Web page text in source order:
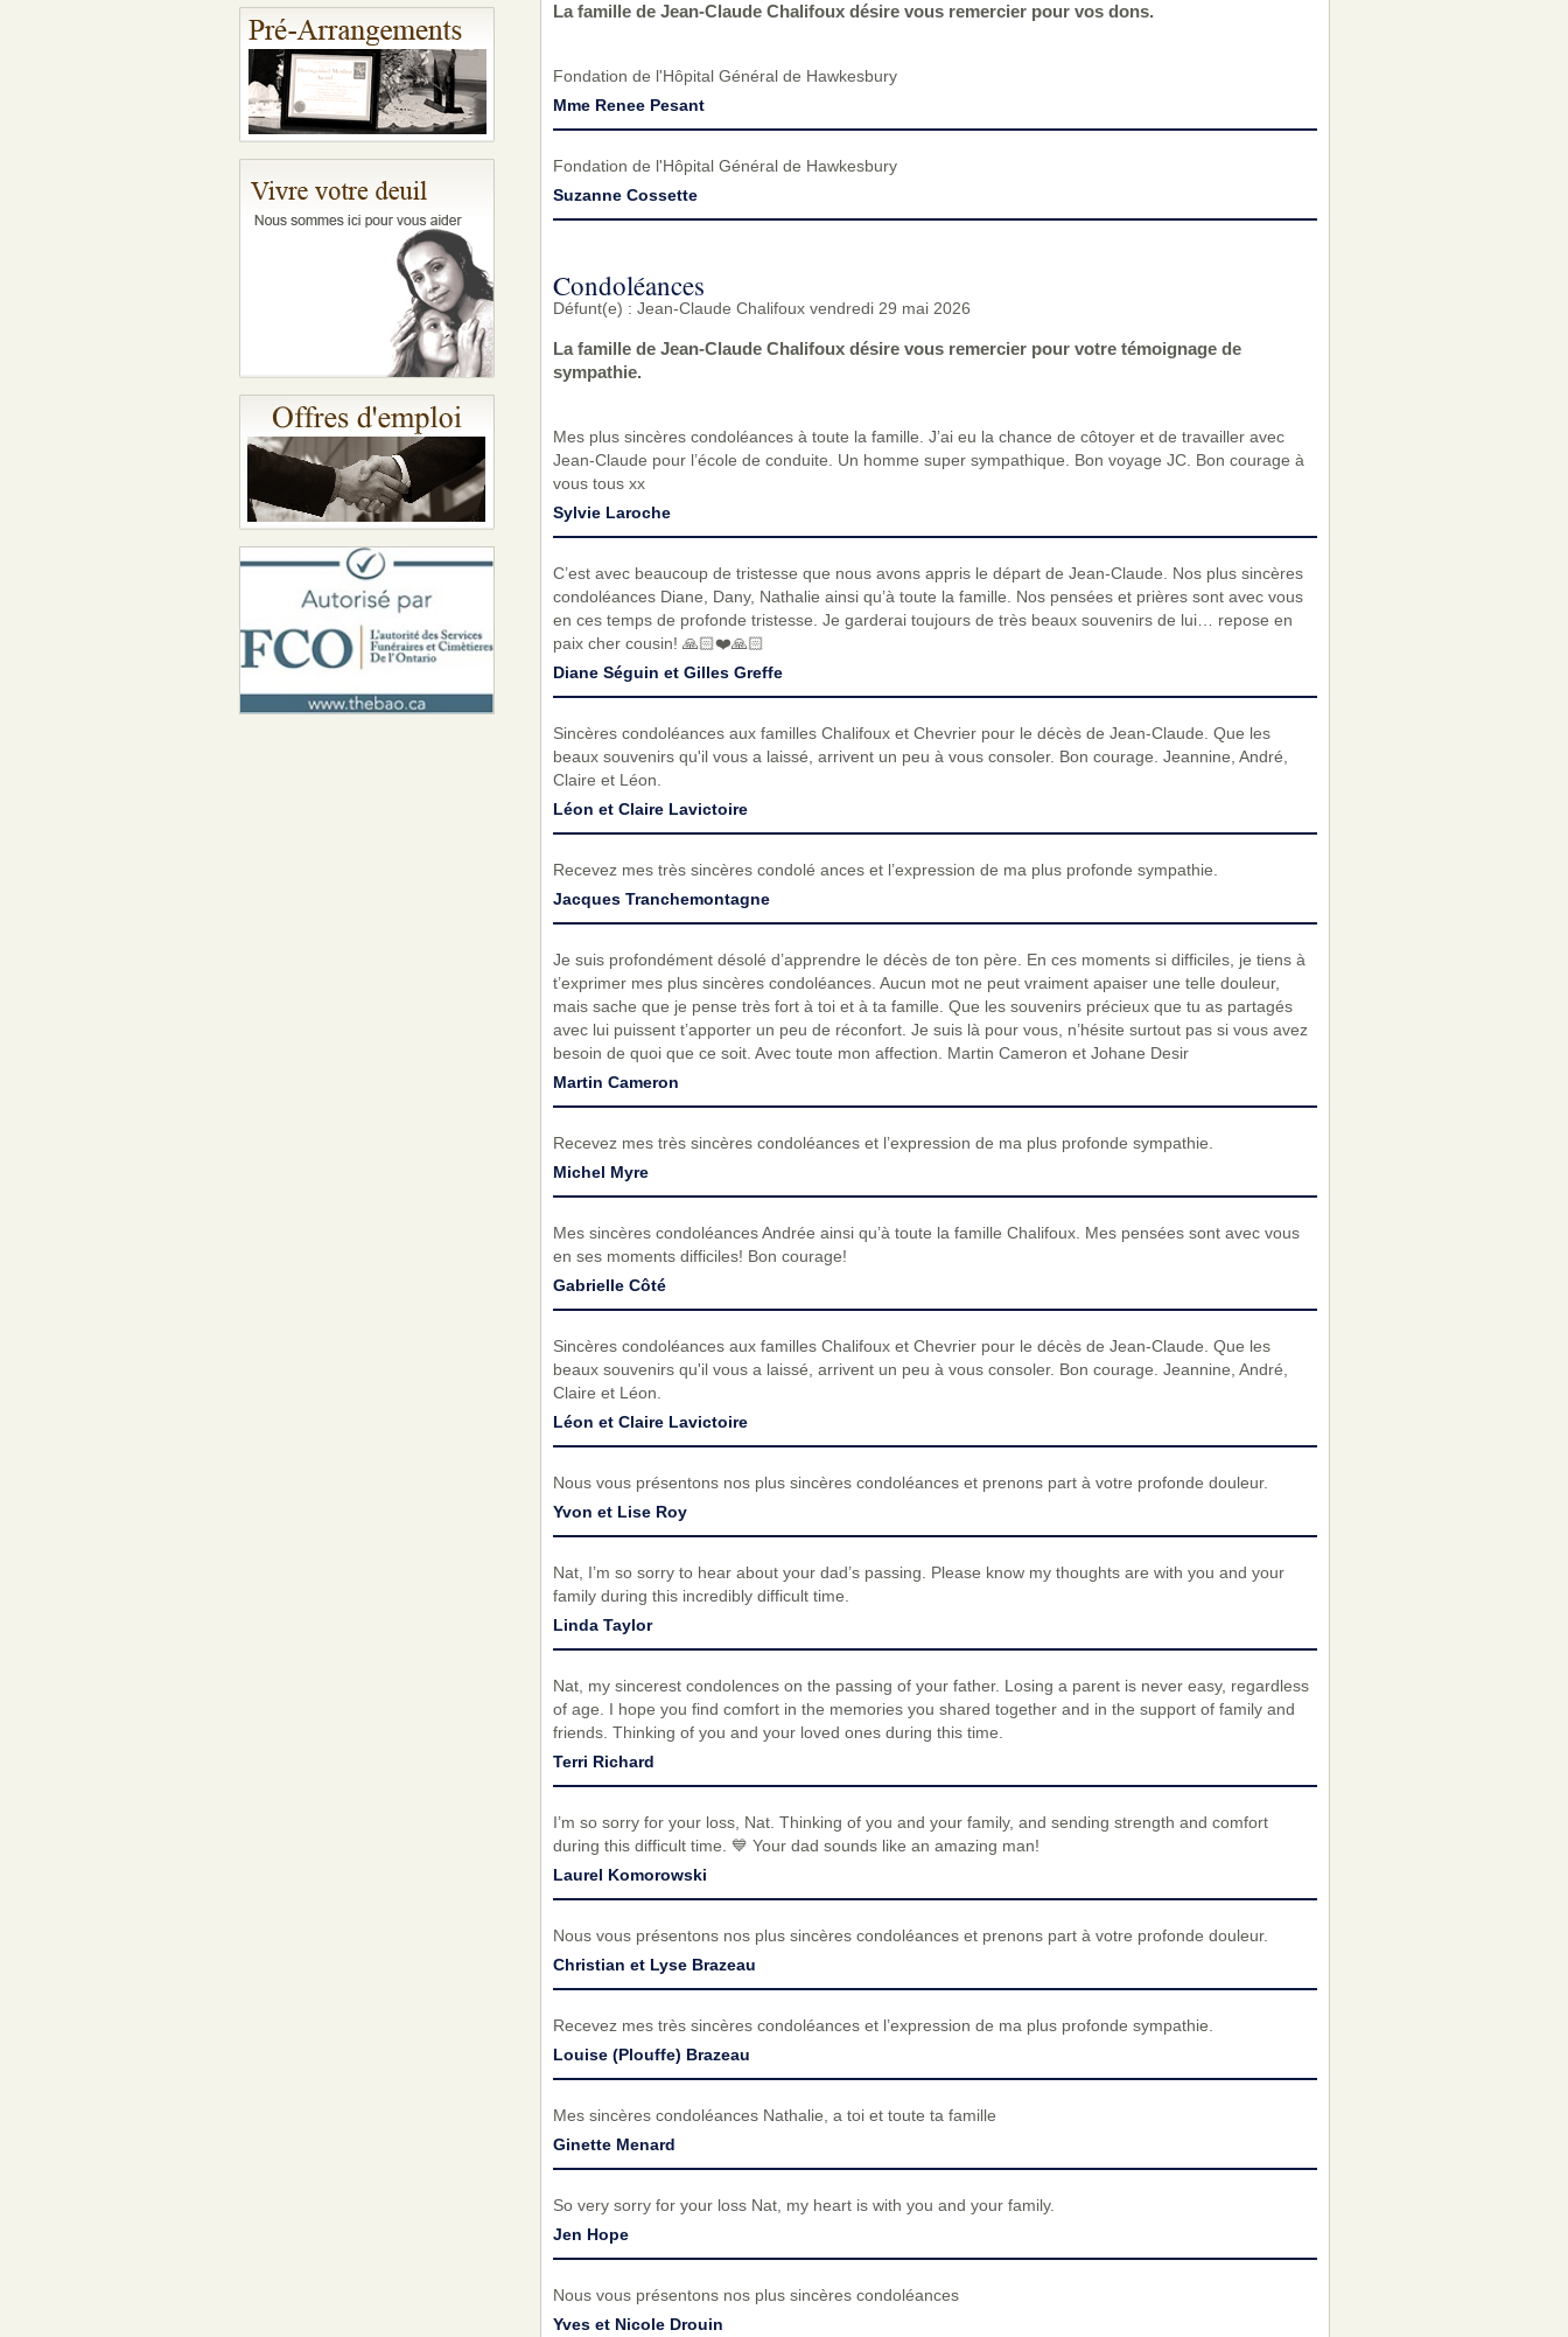
La famille de Jean-Claude Chalifoux désire vous remercier pour vos dons.
Fondation de l'Hôpital Général de Hawkesbury
Mme Renee Pesant
Fondation de l'Hôpital Général de Hawkesbury
Suzanne Cossette
Condoléances
Défunt(e) : Jean-Claude Chalifoux vendredi 29 mai 2026
La famille de Jean-Claude Chalifoux désire vous remercier pour votre témoignage de
sympathie.
Mes plus sincères condoléances à toute la famille. J’ai eu la chance de côtoyer et de travailler avec
Jean-Claude pour l’école de conduite. Un homme super sympathique. Bon voyage JC. Bon courage à
vous tous xx
Sylvie Laroche
C’est avec beaucoup de tristesse que nous avons appris le départ de Jean-Claude. Nos plus sincères
condoléances Diane, Dany, Nathalie ainsi qu’à toute la famille. Nos pensées et prières sont avec vous
en ces temps de profonde tristesse. Je garderai toujours de très beaux souvenirs de lui… repose en
paix cher cousin! 🙏🏻❤️🙏🏻
Diane Séguin et Gilles Greffe
Sincères condoléances aux familles Chalifoux et Chevrier pour le décès de Jean-Claude. Que les
beaux souvenirs qu'il vous a laissé, arrivent un peu à vous consoler. Bon courage. Jeannine, André,
Claire et Léon.
Léon et Claire Lavictoire
Recevez mes très sincères condolé ances et l’expression de ma plus profonde sympathie.
Jacques Tranchemontagne
Je suis profondément désolé d’apprendre le décès de ton père. En ces moments si difficiles, je tiens à
t’exprimer mes plus sincères condoléances. Aucun mot ne peut vraiment apaiser une telle douleur,
mais sache que je pense très fort à toi et à ta famille. Que les souvenirs précieux que tu as partagés
avec lui puissent t’apporter un peu de réconfort. Je suis là pour vous, n’hésite surtout pas si vous avez
besoin de quoi que ce soit. Avec toute mon affection. Martin Cameron et Johane Desir
Martin Cameron
Recevez mes très sincères condoléances et l’expression de ma plus profonde sympathie.
Michel Myre
Mes sincères condoléances Andrée ainsi qu’à toute la famille Chalifoux. Mes pensées sont avec vous
en ses moments difficiles! Bon courage!
Gabrielle Côté
Sincères condoléances aux familles Chalifoux et Chevrier pour le décès de Jean-Claude. Que les
beaux souvenirs qu'il vous a laissé, arrivent un peu à vous consoler. Bon courage. Jeannine, André,
Claire et Léon.
Léon et Claire Lavictoire
Nous vous présentons nos plus sincères condoléances et prenons part à votre profonde douleur.
Yvon et Lise Roy
Nat, I’m so sorry to hear about your dad’s passing. Please know my thoughts are with you and your
family during this incredibly difficult time.
Linda Taylor
Nat, my sincerest condolences on the passing of your father. Losing a parent is never easy, regardless
of age. I hope you find comfort in the memories you shared together and in the support of family and
friends. Thinking of you and your loved ones during this time.
Terri Richard
I’m so sorry for your loss, Nat. Thinking of you and your family, and sending strength and comfort
during this difficult time. 💙 Your dad sounds like an amazing man!
Laurel Komorowski
Nous vous présentons nos plus sincères condoléances et prenons part à votre profonde douleur.
Christian et Lyse Brazeau
Recevez mes très sincères condoléances et l’expression de ma plus profonde sympathie.
Louise (Plouffe) Brazeau
Mes sincères condoléances Nathalie, a toi et toute ta famille
Ginette Menard
So very sorry for your loss Nat, my heart is with you and your family.
Jen Hope
Nous vous présentons nos plus sincères condoléances
Yves et Nicole Drouin